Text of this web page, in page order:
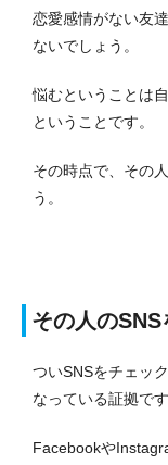
恋愛感情がない友
ないでしょう。
悩むということは
ということです。
その時点で、その
う。
その人の
ついSNSをチェッ
なっている証拠です
Facebookや